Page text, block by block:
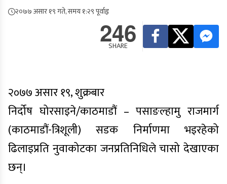
२०७७ असार १९ गते, समय १:२९ पूर्वाह्न
246
SHARE
२०७७ असार १९, शुक्रबार
निर्दोष घोरसाइने/काठमाडौं – पसाङल्हामु राजमार्ग
(काठमाडौं-त्रिशूली) सडक निर्माणमा भइरहेको
ढिलाइप्रति नुवाकोटका जनप्रतिनिधिले चासो देखाएका
छन्।